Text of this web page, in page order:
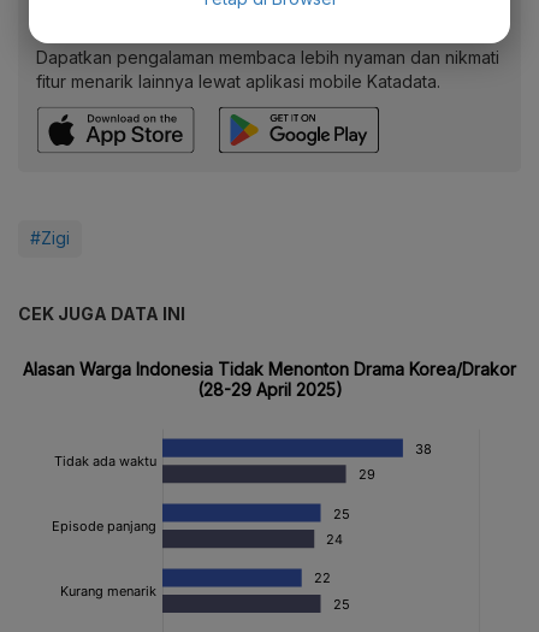
Dapatkan pengalaman membaca lebih nyaman dan nikmati
fitur menarik lainnya lewat aplikasi mobile Katadata.
#Zigi
CEK JUGA DATA INI